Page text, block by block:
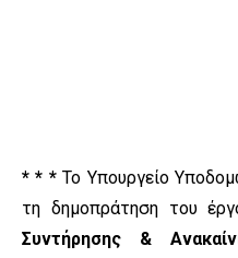
* * *Το Υπουργείο
τη δημοπράτηση του
Συντήρησης &